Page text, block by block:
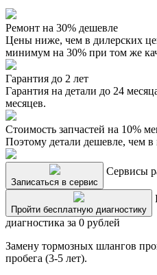
Ремонт на 30% дешевле
Цены ниже, чем в дилерских
минимум на 30% при том же
Гарантия до 2 лет
Гарантия на детали до 24
месяцев.
Стоимость запчастей на 10%
Поэтому детали дешевле, чем в
Записаться в сервис
Сервисы
Пройти бесплатную диагностику
диагностика за 0 рублей
Замену тормозных шлангов
пробега (3-5 лет).